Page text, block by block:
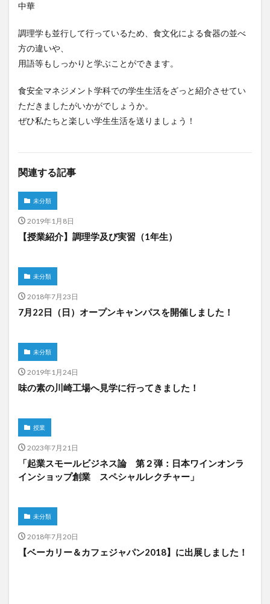
中華
調理学も並行して行っているため、食文化による食器の並べ
方の違いや、
用語等もしっかりと学ぶことができます。
食安全マネジメント学科での学生生活をざっと紹介させてい
ただきましたがいかがでしょうか。
ぜひ私たちと楽しい学生生活を送りましょう！
関連する記事
未分類
2019年1月8日
【授業紹介】調理学及び実習（1年生）
未分類
2018年7月23日
7月22日（日）オープンキャンパスを開催しました！
未分類
2019年1月24日
味の素の川崎工場へ見学に行ってきました！
授業
2023年7月21日
「起業スモールビジネス論 第２弾：日本ワインオンラ
インショップ創業 スペシャルレクチャー」
未分類
2018年7月20日
【ベーカリー＆カフェジャパン2018】に出展しました！